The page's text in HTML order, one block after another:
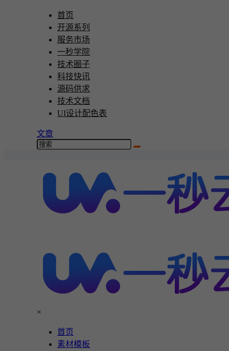
首页
开源系列
服务市场
一秒学院
技术圈子
科技快讯
源码供求
技术文档
UI设计配色表
文章
×
首页
素材模板